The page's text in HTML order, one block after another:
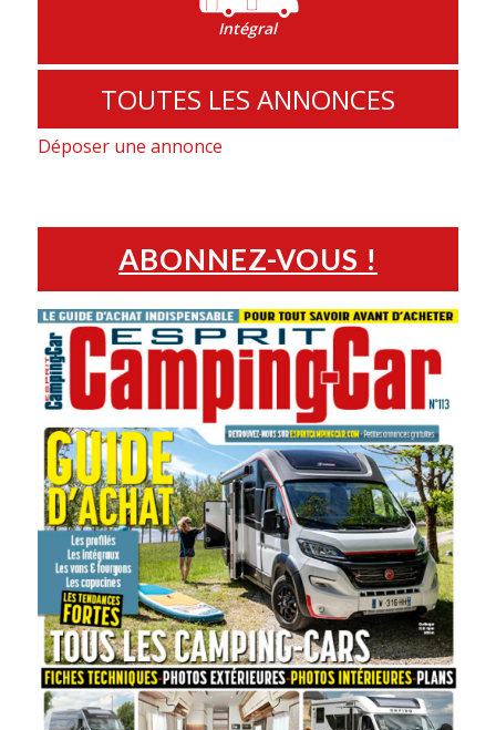
Intégral
TOUTES LES ANNONCES
Déposer une annonce
ABONNEZ-VOUS !